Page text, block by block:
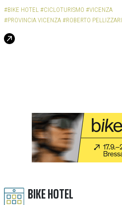
#BIKE HOTEL #CICLOTURISMO #VICENZA
#PROVINCIA VICENZA #ROBERTO PELLIZZARI
BIKE HOTEL